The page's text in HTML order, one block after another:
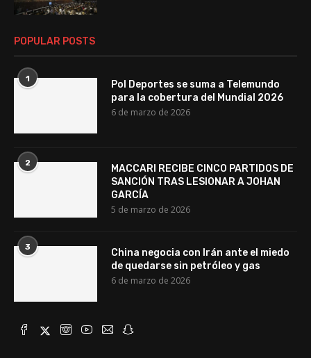
POPULAR POSTS
1
Pol Deportes se suma a Telemundo
para la cobertura del Mundial 2026
6 de marzo de 2026
2
MACCARI RECIBE CINCO PARTIDOS DE
SANCIÓN TRAS LESIONAR A JOHAN
GARCÍA
5 de marzo de 2026
3
China negocia con Irán ante el miedo
de quedarse sin petróleo y gas
6 de marzo de 2026